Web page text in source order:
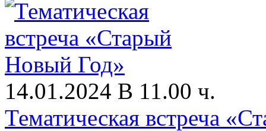
14.01.2024 В 11.00 ч.
Тематическая встреча